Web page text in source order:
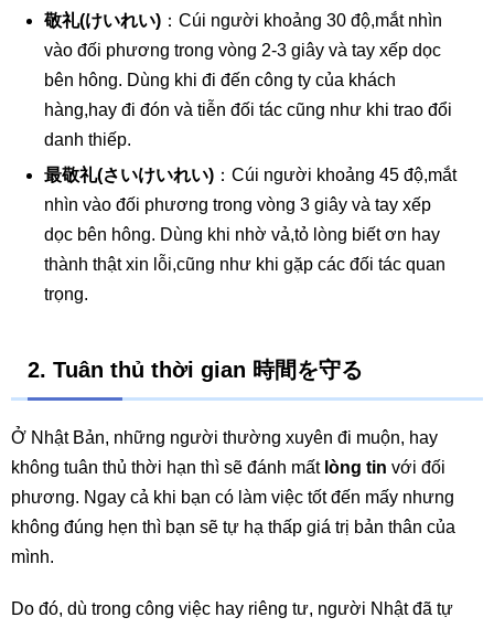
敬礼(けいれい) ：Cúi người khoảng 30 độ,mắt nhìn
vào đối phương trong vòng 2-3 giây và tay xếp dọc
bên hông. Dùng khi đi đến công ty của khách
hàng,hay đi đón và tiễn đối tác cũng như khi trao đổi
danh thiếp.
最敬礼(さいけいれい) ：Cúi người khoảng 45 độ,mắt
nhìn vào đối phương trong vòng 3 giây và tay xếp
dọc bên hông. Dùng khi nhờ vả,tỏ lòng biết ơn hay
thành thật xin lỗi,cũng như khi gặp các đối tác quan
trọng.
2. Tuân thủ thời gian 時間を守る
Ở Nhật Bản, những người thường xuyên đi muộn, hay
không tuân thủ thời hạn thì sẽ đánh mất lòng tin với đối
phương. Ngay cả khi bạn có làm việc tốt đến mấy nhưng
không đúng hẹn thì bạn sẽ tự hạ thấp giá trị bản thân của
mình.
Do đó, dù trong công việc hay riêng tư, người Nhật đã tự